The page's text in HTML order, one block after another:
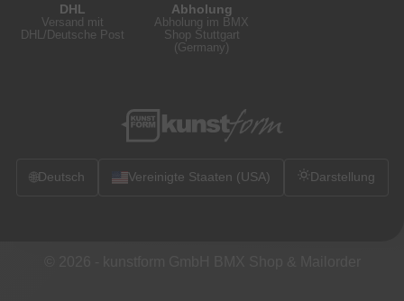
DHL
Versand mit
DHL/Deutsche Post
Abholung
Abholung im BMX
Shop Stuttgart
(Germany)
🌐Deutsch Vereinigte Staaten (USA) Darstellung